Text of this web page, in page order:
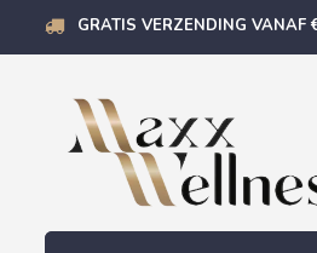
GRATIS VERZENDING VANAF